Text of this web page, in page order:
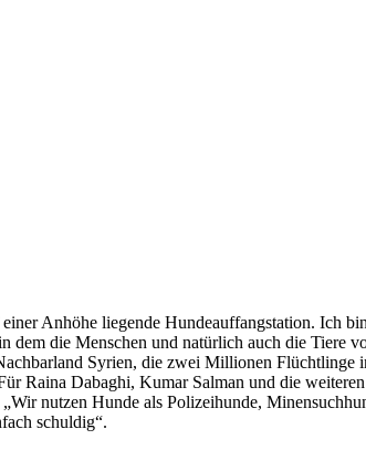
Anhöhe liegende Hundeauffangstation. Ich
die Menschen und natürlich auch die Tiere
Syrien, die zwei Millionen
Raina Dabaghi, Kumar Salman und die
nutzen Hunde als Polizeihunde,
schuldig“.